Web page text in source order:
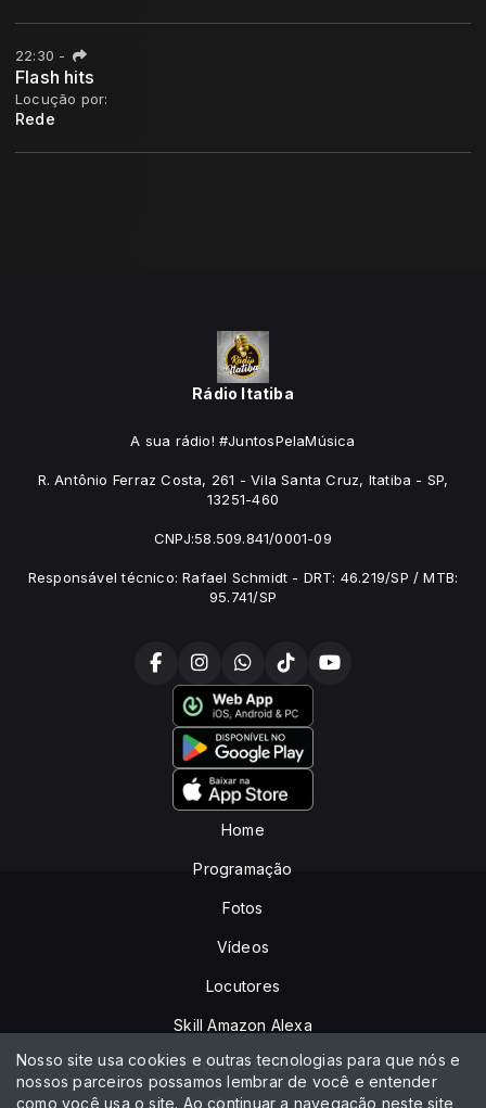
22:30 -
Flash hits
Locução por:
Rede
Rádio Itatiba
A sua rádio! #JuntosPelaMúsica
R. Antônio Ferraz Costa, 261 - Vila Santa Cruz, Itatiba - SP,
13251-460
CNPJ:58.509.841/0001-09
Responsável técnico: Rafael Schmidt - DRT: 46.219/SP / MTB:
95.741/SP
Home
Programação
Fotos
Vídeos
Locutores
Skill Amazon Alexa
Peça sua música
Anuncie
Nosso site usa cookies e outras tecnologias para que nós e
nossos parceiros possamos lembrar de você e entender
como você usa o site. Ao continuar a navegação neste site